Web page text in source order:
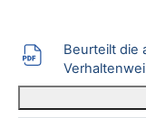
Beurteilt die